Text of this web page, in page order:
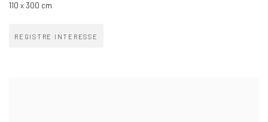
110 x 300 cm
REGISTRE INTERESSE